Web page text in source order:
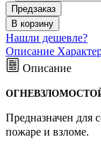
Предзаказ
В корзину
Нашли дешевле?
Описание
Описание
Предназначен для
пожаре и взломе.